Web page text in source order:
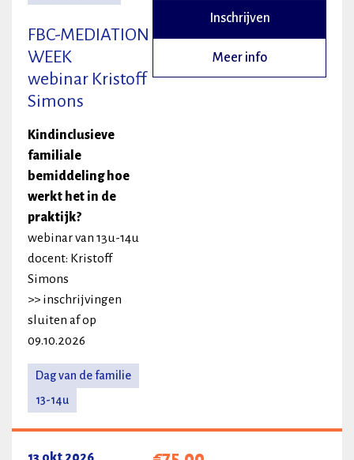
FBC-MEDIATION
WEEK
webinar Kristoff
Simons
Kindinclusieve
familiale
bemiddeling hoe
werkt het in de
praktijk?
webinar van 13u-14u
docent: Kristoff
Simons
>> inschrijvingen
sluiten af op
09.10.2026
Dag van de familie
13-14u
Inschrijven
Meer info